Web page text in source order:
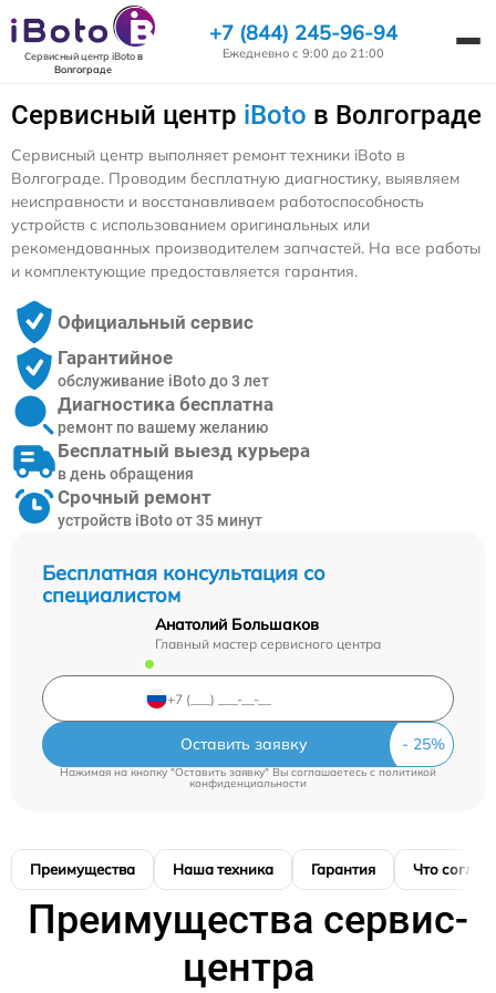
Сервисный центр iBotoв
Волгограде
+7 (844) 245-96-94
Ежедневно с 9:00 до 21:00
Сервисный центр iBoto в Волгограде
Бесплатная консультация со
специалистом
Анатолий Большаков
Главный мастер сервисного центра
Оставить заявку
Нажимая на кнопку "Оставить заявку" Вы соглашаетесь c политикой
конфиденциальности
Сервисный центр выполняет ремонт техники iBoto в
Волгограде. Проводим бесплатную диагностику, выявляем
неисправности и восстанавливаем работоспособность
устройств с использованием оригинальных или
рекомендованных производителем запчастей. На все работы
и комплектующие предоставляется гарантия.
Официальный сервис
Гарантийное
обслуживание iBoto до 3 лет
Диагностика бесплатна
ремонт по вашему желанию
Бесплатный выезд курьера
в день обращения
Срочный ремонт
устройств iBoto от 35 минут
Преимущества Наша техника Гарантия Что
Преимущества сервис-
центра